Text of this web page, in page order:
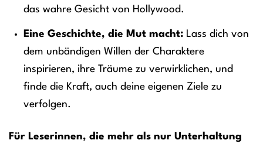
das wahre Gesicht von Hollywood.
Eine Geschichte, die Mut macht:Lass dich von
dem unbändigen Willen der Charaktere
inspirieren, ihre Träume zu verwirklichen, und
finde die Kraft, auch deine eigenen Ziele zu
verfolgen.
Für Leserinnen, die mehr als nur Unterhaltung